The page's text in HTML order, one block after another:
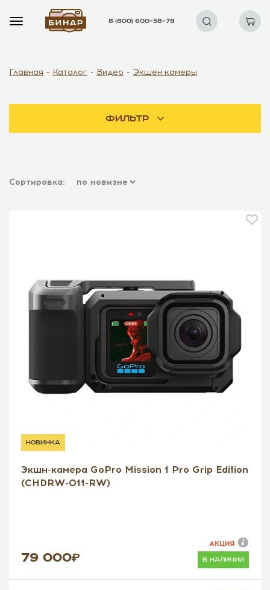
8 (800) 600–58–78
Главная Каталог Видео Экшен камеры
Фильтр
Сортировка:
новинка
Экшн-камера GoPro Mission 1 Pro Grip Edition
(CHDRW-011-RW)
79 000 в наличии
АКЦИЯ